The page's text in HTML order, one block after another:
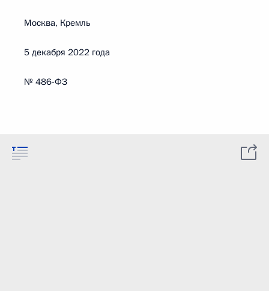
Москва, Кремль
5 декабря 2022 года
№ 486-ФЗ